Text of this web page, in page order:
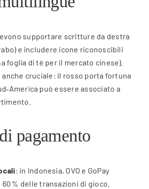
supportare scritture da destra
e includere icone riconoscibili
foglia di tè per il mercato cinese).
anche cruciale: il rosso porta fortuna
può essere associato a
pagamento
: in Indonesia, OVO e GoPay
% delle transazioni di gioco.